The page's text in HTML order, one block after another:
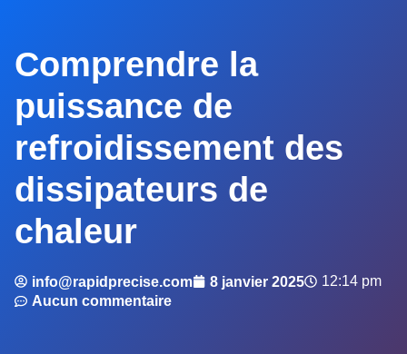
Comprendre la
puissance de
refroidissement des
dissipateurs de
chaleur
info@rapidprecise.com 8 janvier 2025
12:14 pm
Aucun commentaire